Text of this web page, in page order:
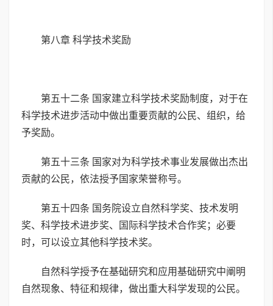
第八章 科学技术奖励
第五十二条 国家建立科学技术奖励制度，对于在
科学技术进步活动中做出重要贡献的公民、组织，给
予奖励。
第五十三条 国家对为科学技术事业发展做出杰出
贡献的公民，依法授予国家荣誉称号。
第五十四条 国务院设立自然科学奖、技术发明
奖、科学技术进步奖、国际科学技术合作奖；必要
时，可以设立其他科学技术奖。
自然科学授予在基础研究和应用基础研究中阐明
自然现象、特征和规律，做出重大科学发现的公民。